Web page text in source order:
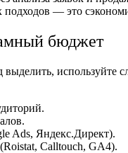
— это
бюджет
выделить,
Ads, Яндекс.Директ).
Calltouch, GA4).